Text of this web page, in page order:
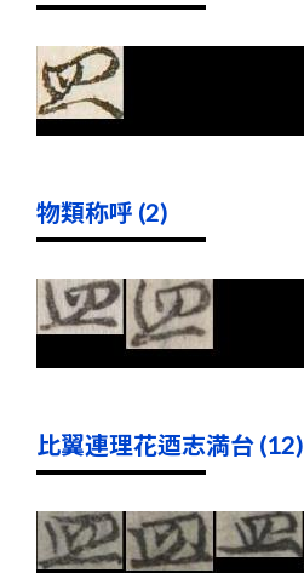
物類称呼 (2)
比翼連理花迺志満台 (12)